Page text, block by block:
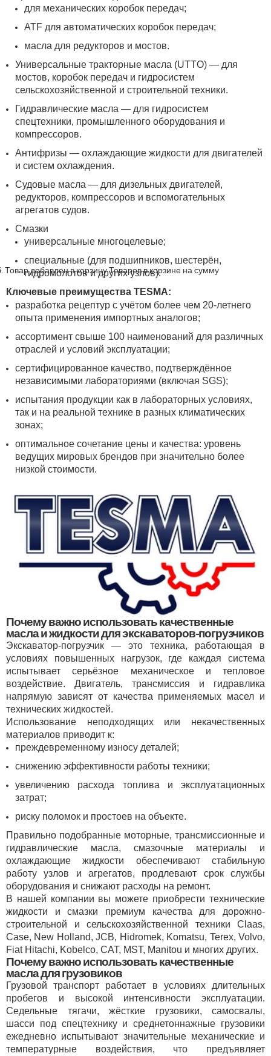
Товар добавлен в корзинуТоваров в корзине на сумму
для механических коробок передач;
ATF для автоматических коробок передач;
масла для редукторов и мостов.
Универсальные тракторные масла (UTTO) — для
мостов, коробок передач и гидросистем
сельскохозяйственной и строительной техники.
Гидравлические масла — для гидросистем
спецтехники, промышленного оборудования и
компрессоров.
Антифризы — охлаждающие жидкости для двигателей
и систем охлаждения.
Судовые масла — для дизельных двигателей,
редукторов, компрессоров и вспомогательных
агрегатов судов.
Смазки
универсальные многоцелевые;
специальные (для подшипников, шестерён,
гидромолотов и других узлов).
Ключевые преимущества TESMA:
разработка рецептур с учётом более чем 20-летнего
опыта применения импортных аналогов;
ассортимент свыше 100 наименований для различных
отраслей и условий эксплуатации;
сертифицированное качество, подтверждённое
независимыми лабораториями (включая SGS);
испытания продукции как в лабораторных условиях,
так и на реальной технике в разных климатических
зонах;
оптимальное сочетание цены и качества: уровень
ведущих мировых брендов при значительно более
низкой стоимости.
Почему важно использовать качественные
масла и жидкости для экскаваторов-погрузчиков
Экскаватор-погрузчик — это техника, работающая в
условиях повышенных нагрузок, где каждая система
испытывает серьёзное механическое и тепловое
воздействие. Двигатель, трансмиссия и гидравлика
напрямую зависят от качества применяемых масел и
технических жидкостей.
Использование неподходящих или некачественных
материалов приводит к:
преждевременному износу деталей;
снижению эффективности работы техники;
увеличению расхода топлива и эксплуатационных
затрат;
риску поломок и простоев на объекте.
Правильно подобранные моторные, трансмиссионные и
гидравлические масла, смазочные материалы и
охлаждающие жидкости обеспечивают стабильную
работу узлов и агрегатов, продлевают срок службы
оборудования и снижают расходы на ремонт.
В нашей компании вы можете приобрести технические
жидкости и смазки премиум качества для дорожно-
строительной и сельскохозяйственной техники Claas,
Case, New Holland, JCB, Hidromek, Komatsu, Terex, Volvo,
Fiat Hitachi, Kobelco, CAT, MST, Manitou и многих других.
Почему важно использовать качественные
масла для грузовиков
Грузовой транспорт работает в условиях длительных
пробегов и высокой интенсивности эксплуатации.
Седельные тягачи, жёсткие грузовики, самосвалы,
шасси под спецтехнику и среднетоннажные грузовики
ежедневно испытывают значительные механические и
температурные воздействия, что предъявляет